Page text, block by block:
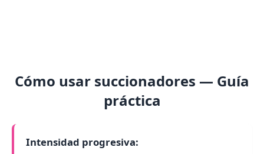
Cómo usar succionadores — Guía
práctica
Intensidad progresiva: